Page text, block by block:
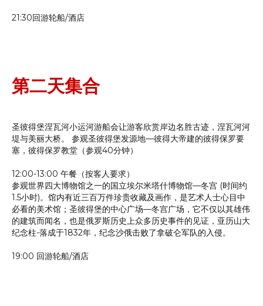
21:30回游轮船/酒店
第二天集合
圣彼得堡涅瓦河小运河游船会让游客欣赏岸边名胜古迹，涅瓦河河
堤与美丽大桥。 参观圣彼得堡发源地—彼得大帝建的彼得保罗要
塞，彼得保罗教堂（参观40分钟）
12:00-13:00 午餐（按客人要求）
参观世界四大博物馆之一的国立埃尔米塔什博物馆—冬宫 (时间约
1.5小时)。馆内有近三百万件珍贵收藏及画作，是艺术人士心目中
必看的美术馆；圣彼得堡的中心广场—冬宫广场，它不仅以其雄伟
的建筑而闻名，也是俄罗斯历史上众多历史事件的见证，亚历山大
纪念柱-落成于1832年，纪念沙俄击败了拿破仑军队的入侵。
19:00 回游轮船/酒店